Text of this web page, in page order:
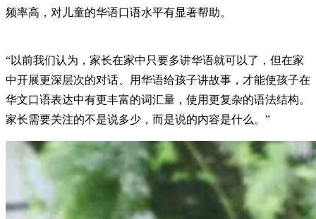
频率高，对儿童的华语口语水平有显著帮助。
“以前我们认为，家长在家中只要多讲华语就可以了，但在家
中开展更深层次的对话、用华语给孩子讲故事，才能使孩子在
华文口语表达中有更丰富的词汇量，使用更复杂的语法结构。
家长需要关注的不是说多少，而是说的内容是什么。”